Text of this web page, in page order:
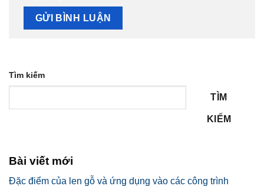
Tìm kiếm
TÌM
KIẾM
Bài viết mới
Đặc điểm của len gỗ và ứng dụng vào các công trình